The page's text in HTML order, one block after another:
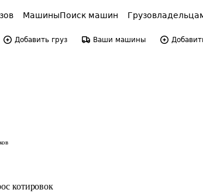
МашиныПоиск машин
Добавить груз Ваши машины
котировок